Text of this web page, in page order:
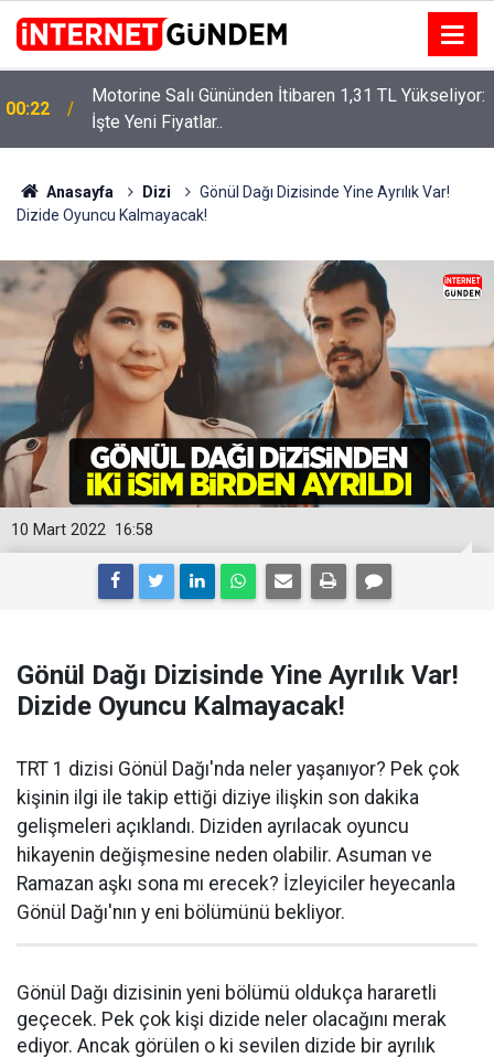
00:22
Motorine Salı Gününden İtibaren 1,31 TL Yükseliyor:
İşte Yeni Fiyatlar..
Anasayfa Dizi
Gönül Dağı Dizisinde Yine Ayrılık Var!
Dizide Oyuncu Kalmayacak!
16:58
10 Mart 2022
Gönül Dağı Dizisinde Yine Ayrılık Var!
Dizide Oyuncu Kalmayacak!
TRT 1 dizisi Gönül Dağı'nda neler yaşanıyor? Pek çok
kişinin ilgi ile takip ettiği diziye ilişkin son dakika
gelişmeleri açıklandı. Diziden ayrılacak oyuncu
hikayenin değişmesine neden olabilir. Asuman ve
Ramazan aşkı sona mı erecek? İzleyiciler heyecanla
Gönül Dağı'nın y eni bölümünü bekliyor.
Gönül Dağı dizisinin yeni bölümü oldukça hararetli
geçecek. Pek çok kişi dizide neler olacağını merak
ediyor. Ancak görülen o ki sevilen dizide bir ayrılık